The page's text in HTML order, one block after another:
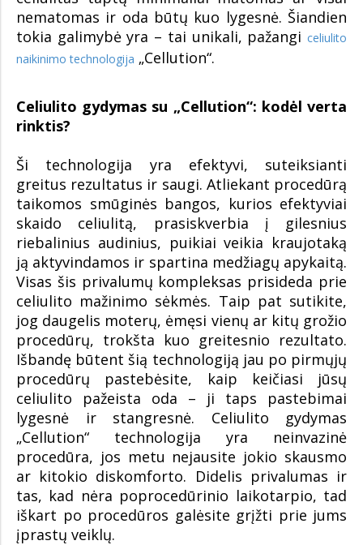
nematomas ir oda būtų kuo lygesnė. Šiandien
tokia galimybė yra – tai unikali, pažangi celiulito
naikinimo technologija „Cellution“.
Celiulito gydymas su „Cellution“: kodėl verta
rinktis?
Ši technologija yra efektyvi, suteiksianti
greitus rezultatus ir saugi. Atliekant procedūrą
taikomos smūginės bangos, kurios efektyviai
skaido celiulitą, prasiskverbia į gilesnius
riebalinius audinius, puikiai veikia kraujotaką
ją aktyvindamos ir spartina medžiagų apykaitą.
Visas šis privalumų kompleksas prisideda prie
celiulito mažinimo sėkmės. Taip pat sutikite,
jog daugelis moterų, ėmęsi vienų ar kitų grožio
procedūrų, trokšta kuo greitesnio rezultato.
Išbandę būtent šią technologiją jau po pirmųjų
procedūrų pastebėsite, kaip keičiasi jūsų
celiulito pažeista oda – ji taps pastebimai
lygesnė ir stangresnė. Celiulito gydymas
„Cellution“ technologija yra neinvazinė
procedūra, jos metu nejausite jokio skausmo
ar kitokio diskomforto. Didelis privalumas ir
tas, kad nėra poprocedūrinio laikotarpio, tad
iškart po procedūros galėsite grįžti prie jums
įprastų veiklų.